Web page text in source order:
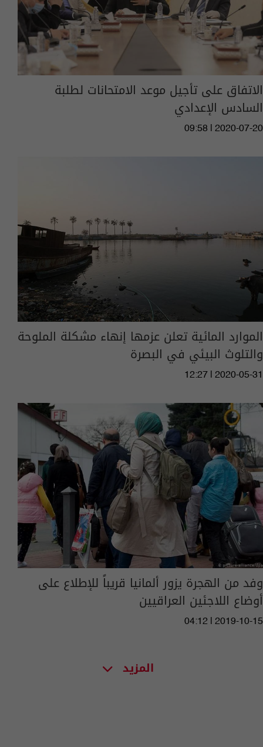
الاتفاق على تأجيل موعد الامتحانات لطلبة
السادس الإعدادي
09:58 | 2020-07-20
الموارد المائية تعلن عزمها إنهاء مشكلة الملوحة
والتلوث البيئي في البصرة
12:27 | 2020-05-31
وفد من الهجرة يزور ألمانيا قريباً للإطلاع على
أوضاع اللاجئين العراقيين
04:12 | 2019-10-15
المزيد